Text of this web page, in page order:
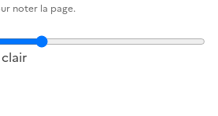
noter la page.
de cette page